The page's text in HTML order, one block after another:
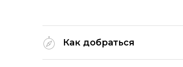
Как добраться